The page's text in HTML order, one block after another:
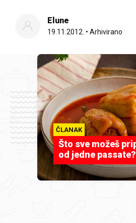
Elune
19.11.2012. • Arhivirano
ČLANAK
Što sve možeš
od jedne passate?